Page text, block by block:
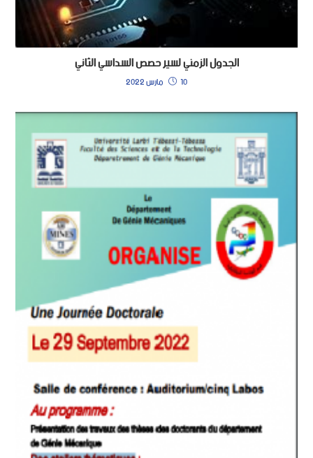
الجدول الزمني لسير حصص السداسي الثاني
10 مارس 2022